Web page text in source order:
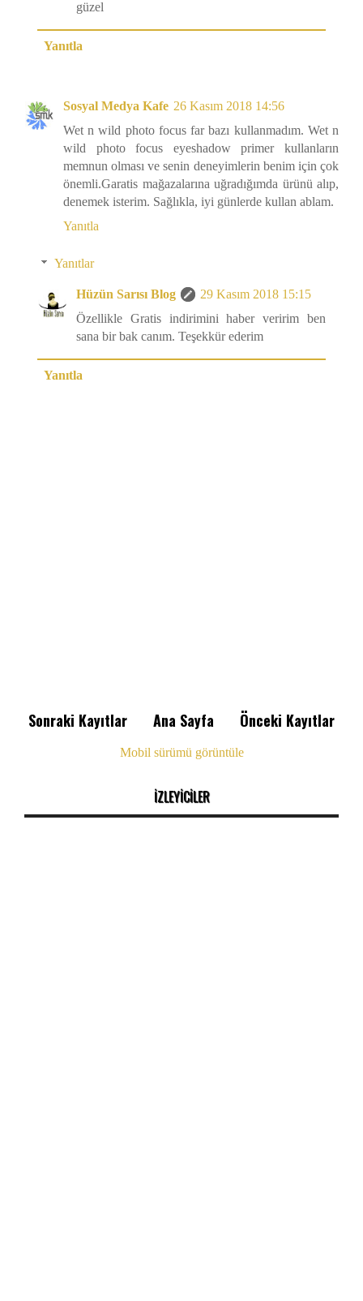
güzel
Yanıtla
Sosyal Medya Kafe 26 Kasım 2018 14:56
Wet n wild photo focus far bazı kullanmadım. Wet n
wild photo focus eyeshadow primer kullanların
memnun olması ve senin deneyimlerin benim için çok
önemli.Garatis mağazalarına uğradığımda ürünü alıp,
denemek isterim. Sağlıkla, iyi günlerde kullan ablam.
Yanıtla
Yanıtlar
Hüzün Sarısı Blog
29 Kasım 2018 15:15
Özellikle Gratis indirimini haber veririm ben
sana bir bak canım. Teşekkür ederim
Yanıtla
Sonraki Kayıtlar Önceki Kayıtlar
Ana Sayfa
Mobil sürümü görüntüle
İZLEYİCİLER